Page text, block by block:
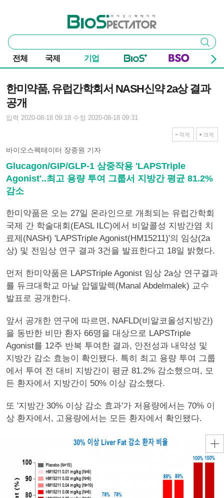
바이오스펙테이터
통
합
검
색
검색
전체 국제 기업
한미약품, 유럽간학회서 NASH신약 2a상 결과
공개
입력 2020-08-18 09:18 수정 2020-08-18 09:31
작게 크게
바이오스펙테이터 장종원 기자
Glucagon/GIP/GLP-1 삼중작용 'LAPSTriple
Agonist'..최고 용량 투여 그룹서 지방간 평균 81.2%
감소
한미약품은 오는 27일 온라인으로 개최되는 유럽간학회
국제 간 학술대회(EASL ILC)에서 비알콜성 지방간염 치
료제(NASH) 'LAPSTriple Agonist(HM15211)'의 임상(2a
상) 및 전임상 연구 결과 3건을 발표한다고 18일 밝혔다.
먼저 한미약품은 LAPSTriple Agonist 임상 2a상 연구결과
를 듀크대학교 마날 압델말렉(Manal Abdelmalek) 교수
발표로 공개한다.
앞서 공개한 연구에 따르면, NAFLD(비알코올성지방간)
을 동반한 비만 환자 66명을 대상으로 LAPSTriple
Agonist를 12주 반복 투여한 결과, 안전성과 내약성 및
지방간 감소 효능이 확인됐다. 특히 최고 용량 투여 그룹
에서 투여 전 대비 지방간이 평균 81.2% 감소했으며, 모
든 환자에서 지방간이 50% 이상 감소했다.
또 '지방간 30% 이상 감소 효과'가 저용량에서는 70% 이
상 환자에서, 고용량에서는 모든 환자에서 확인됐다.